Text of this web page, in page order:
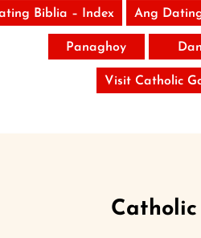
Biblia – Index Ang
Panaghoy
Visit Catholic
Catholic